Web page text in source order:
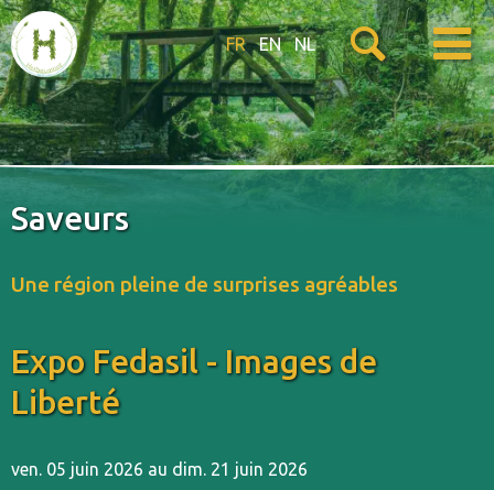
FR EN NL
Saveurs
Une région pleine de surprises agréables
Expo Fedasil - Images de
Liberté
ven. 05 juin 2026 au dim. 21 juin 2026